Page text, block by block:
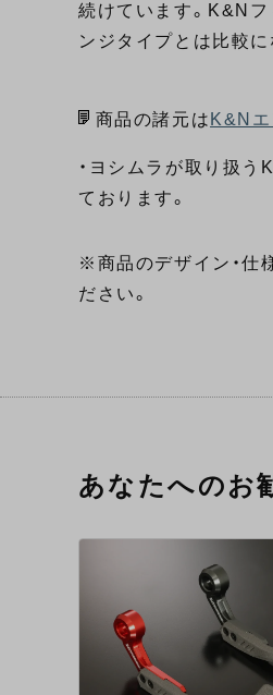
続けています。K&N
ンジタイプとは比較
商品の諸元は K&N
・ヨシムラが取り扱
ております。
※商品のデザイン・仕
ださい。
あなたへのお